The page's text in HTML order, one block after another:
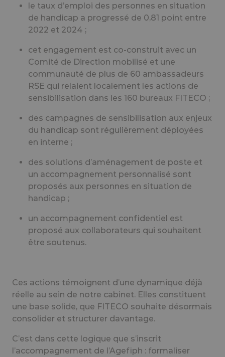
le taux d’emploi des personnes en situation
de handicap a progressé de 0,81 point entre
2022 et 2024 ;
cet engagement est co-construit avec un
Comité de Direction mobilisé et une
communauté de plus de 60 ambassadeurs
RSE qui relaient localement les actions de
sensibilisation dans les 160 bureaux FITECO ;
des campagnes de sensibilisation aux enjeux
du handicap sont régulièrement déployées
en interne ;
des solutions d’aménagement de poste et
un accompagnement personnalisé sont
proposés aux personnes en situation de
handicap ;
un accompagnement confidentiel est
proposé aux collaborateurs qui souhaitent
être soutenus.
Ces actions témoignent d’une dynamique déjà
réelle au sein de notre cabinet. Elles constituent
une base solide, que FITECO souhaite désormais
consolider et structurer davantage.
C’est dans cette logique que s’inscrit
l’accompagnement de l’Agefiph : formaliser